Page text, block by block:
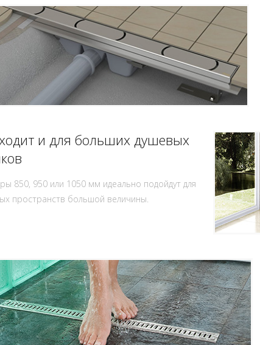
и для больших душевых
850, 950 или 1050 мм идеально подойдут для
пространств большой величины.